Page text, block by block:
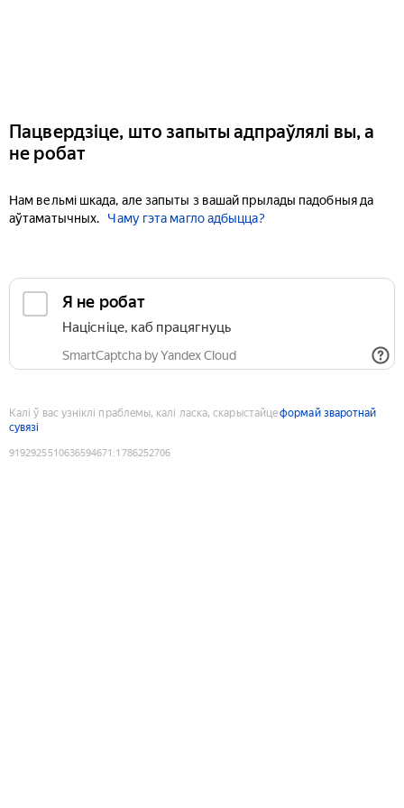
Пацвердзіце, што запыты адпраўлялі вы, а
не робат
Нам вельмі шкада, але запыты з вашай прылады падобныя да
аўтаматычных.
Чаму гэта магло адбыцца?
Я не робат
Націсніце, каб працягнуць
SmartCaptcha by Yandex Cloud
Калі ў вас узніклі праблемы, калі ласка, скарыстайцеформай зваротнай
сувязі
9192925510636594671 :1786252706